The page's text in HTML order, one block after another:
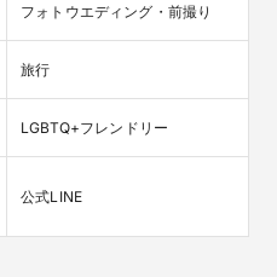
フォトウエディング・前撮り
旅行
LGBTQ+フレンドリー
公式LINE